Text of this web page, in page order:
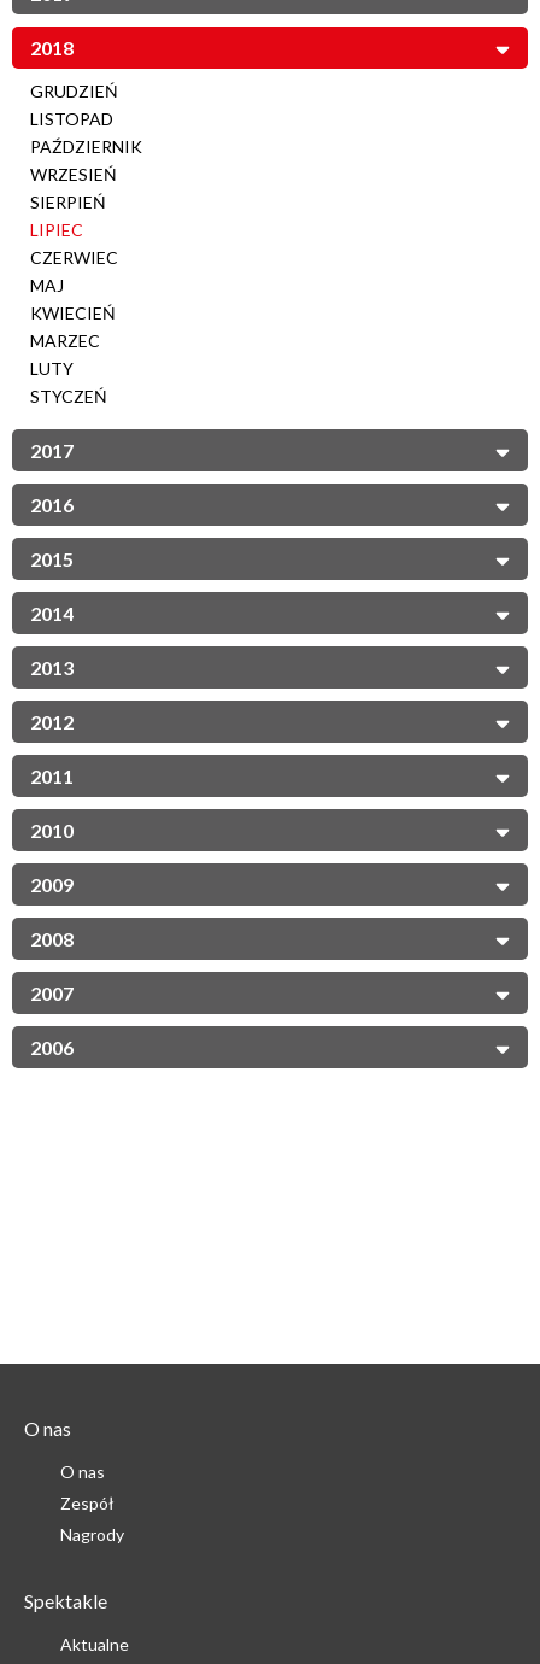
2018
GRUDZIEŃ
LISTOPAD
PAŹDZIERNIK
WRZESIEŃ
SIERPIEŃ
LIPIEC
CZERWIEC
MAJ
KWIECIEŃ
MARZEC
LUTY
STYCZEŃ
2017
2016
2015
2014
2013
2012
2011
2010
2009
2008
2007
2006
O nas
O nas
Zespół
Nagrody
Spektakle
Aktualne